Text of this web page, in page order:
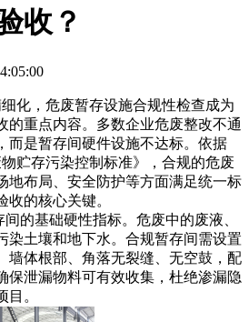
收？
化，危废暂存设施合规性检查成为
的重点内容。多数企业危废整改不通
而是暂存间硬件设施不达标。依据
物贮存污染控制标准》，合规的危废
地布局、安全防护等方面满足统一标
的核心关键。
的基础硬性指标。危废中的废液、
染土壤和地下水。合规暂存间需设置
墙体根部、角落无裂缝、无空鼓，配
保泄漏物料可有效收集，杜绝渗漏隐
。